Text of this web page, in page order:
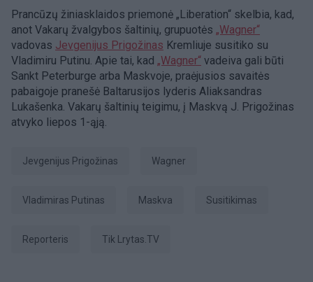
Prancūzų žiniasklaidos priemonė „Liberation“ skelbia, kad,
anot Vakarų žvalgybos šaltinių, grupuotės „Wagner“
vadovas Jevgenijus Prigožinas Kremliuje susitiko su
Vladimiru Putinu. Apie tai, kad „Wagner“ vadeiva gali būti
Sankt Peterburge arba Maskvoje, praėjusios savaitės
pabaigoje pranešė Baltarusijos lyderis Aliaksandras
Lukašenka. Vakarų šaltinių teigimu, į Maskvą J. Prigožinas
atvyko liepos 1-ąją.
Jevgenijus Prigožinas Wagner
Vladimiras Putinas Maskva susitikimas
Reporteris tik Lrytas.TV